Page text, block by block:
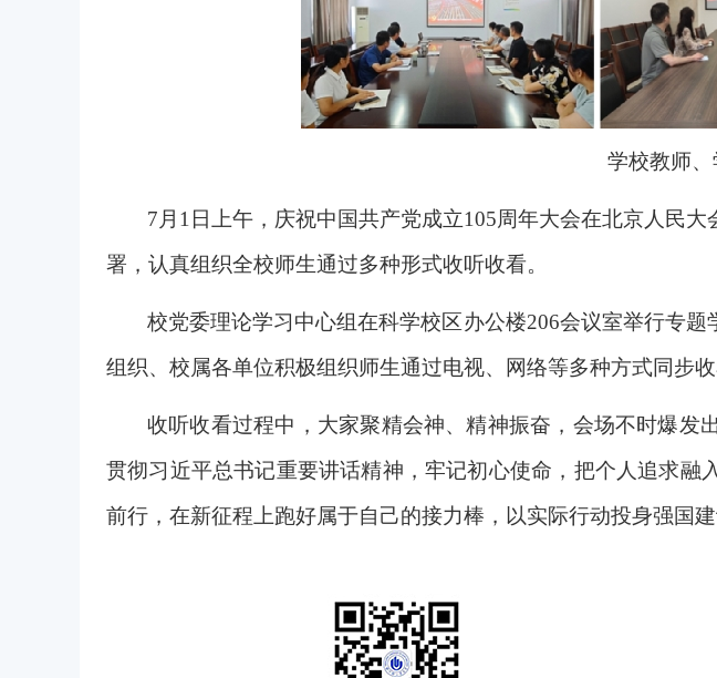
学校教师
7月1日上午，庆祝中国共产党成立105周年大会在北京人民大
署，认真组织全校师生通过多种形式收听收看。
校党委理论学习中心组在科学校区办公楼206会议室举行专
组织、校属各单位积极组织师生通过电视、网络等多种方式同步收
收听收看过程中，大家聚精会神、精神振奋，会场不时爆发
贯彻习近平总书记重要讲话精神 ，牢记初心使命，把个人追求
前行，在新征程上跑好属于自己的接力棒，以实际行动投身强国